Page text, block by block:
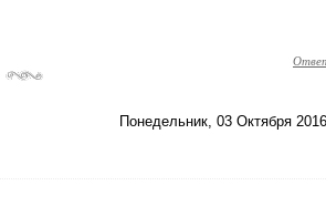
Понедельник, 03 Октября